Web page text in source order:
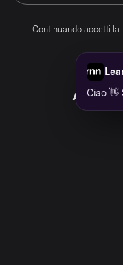
Continuando accetti la
Accedi
Ciao 👋